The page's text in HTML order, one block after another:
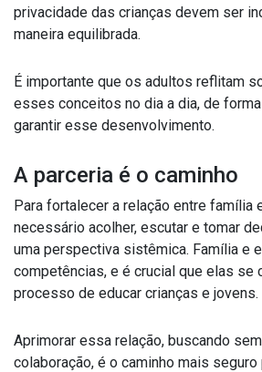
privacidade das crianças devem ser
maneira equilibrada.
É importante que os adultos reflitam
esses conceitos no dia a dia, de
garantir esse desenvolvimento.
A parceria é o caminho
Para fortalecer a relação entre família
necessário acolher, escutar e tomar
uma perspectiva sistêmica. Família e
competências, e é crucial que elas se
processo de educar crianças e jovens.
Aprimorar essa relação, buscando
colaboração, é o caminho mais seguro